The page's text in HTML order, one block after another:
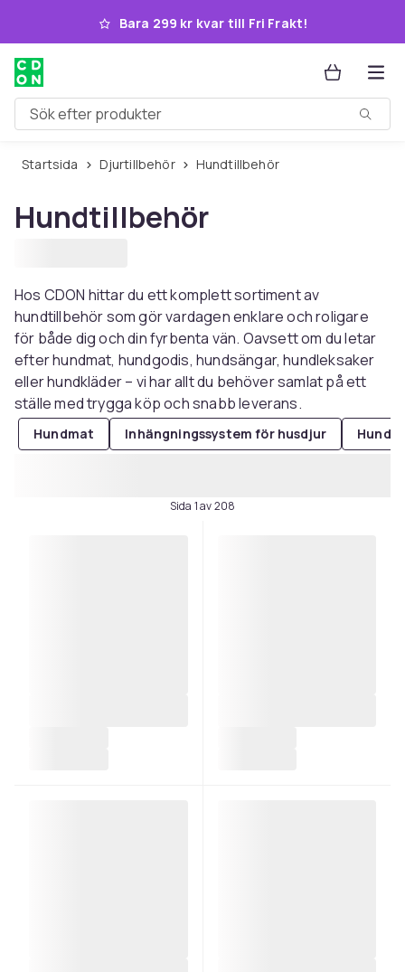
Hoppa till huvudinnehållet
Bara 299 kr kvar till Fri Frakt!
Sök efter produkter
Startsida Djurtillbehör Hundtillbehör
Hundtillbehör
Hos CDON hittar du ett komplett sortiment av
hundtillbehör som gör vardagen enklare och roligare
för både dig och din fyrbenta vän. Oavsett om du letar
efter hundmat, hundgodis, hundsängar, hundleksaker
eller hundkläder – vi har allt du behöver samlat på ett
ställe med trygga köp och snabb leverans.
Hundmat Inhängningssystem för husdjur
Sida 1 av 208